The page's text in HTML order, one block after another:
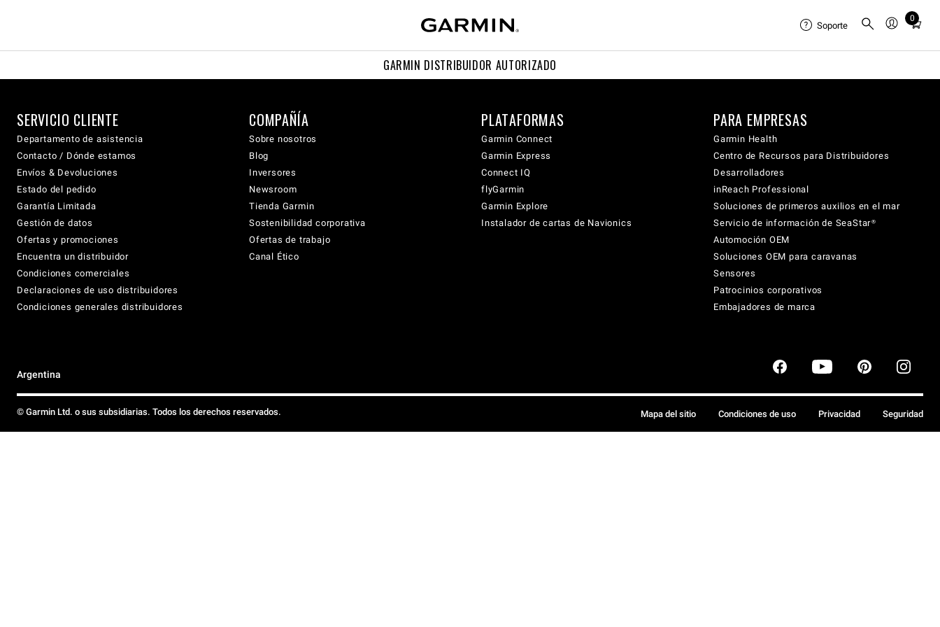
GARMIN DISTRIBUIDOR AUTORIZADO
Soporte
0
Total
cart:
SERVICIO CLIENTE
Departamento de asistencia
Contacto / Dónde estamos
Envíos & Devoluciones
Estado del pedido
Garantía Limitada
Gestión de datos
Ofertas y promociones
Encuentra un distribuidor
Condiciones comerciales
Declaraciones de uso distribuidores
Condiciones generales distribuidores
COMPAÑÍA
Sobre nosotros
Blog
Inversores
Newsroom
Tienda Garmin
Sostenibilidad corporativa
Ofertas de trabajo
Canal Ético
PLATAFORMAS
Garmin Connect
Garmin Express
Connect IQ
flyGarmin
Garmin Explore
Instalador de cartas de Navionics
PARA EMPRESAS
Garmin Health
Centro de Recursos para Distribuidores
Desarrolladores
inReach Professional
Soluciones de primeros auxilios en el mar
Servicio de información de SeaStar®
Automoción OEM
Soluciones OEM para caravanas
Sensores
Patrocinios corporativos
Embajadores de marca
Argentina
© Garmin Ltd. o sus subsidiarias. Todos los derechos reservados. Mapa del sitio Condiciones de uso Privacidad Seguridad